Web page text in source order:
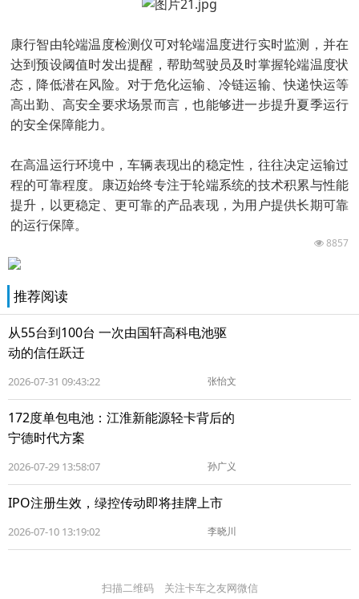
康行智由轮端温度检测仪可对轮端温度进行实时监测，并在
达到预设阈值时发出提醒，帮助驾驶员及时掌握轮端温度状
态，降低潜在风险。对于危化运输、冷链运输、快递快运等
高出勤、高安全要求场景而言，也能够进一步提升夏季运行
的安全保障能力。
在高温运行环境中，车辆表现出的稳定性，往往决定运输过
程的可靠程度。康迈始终专注于轮端系统的技术积累与性能
提升，以更稳定、更可靠的产品表现，为用户提供长期可靠
的运行保障。
8857
推荐阅读
从55台到100台 一次由国轩高科电池驱
动的信任跃迁
2026-07-31 09:43:22 张怡文
172度单包电池：江淮新能源轻卡背后的
宁德时代方案
2026-07-29 13:58:07 孙广义
IPO注册生效，绿控传动即将挂牌上市
2026-07-10 13:19:02 李晓川
扫描二维码 关注卡车之友网微信